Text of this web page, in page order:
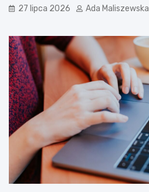
27 lipca 2026 Ada Maliszewska